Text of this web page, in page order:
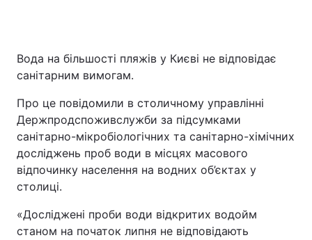
Вода на більшості пляжів у Києві не відповідає
санітарним вимогам.
Про це повідомили в столичному управлінні
Держпродспоживслужби за підсумками
санітарно-мікробіологічних та санітарно-хімічних
досліджень проб води в місцях масового
відпочинку населення на водних об’єктах у
столиці.
«Досліджені проби води відкритих водойм
станом на початок липня не відповідають